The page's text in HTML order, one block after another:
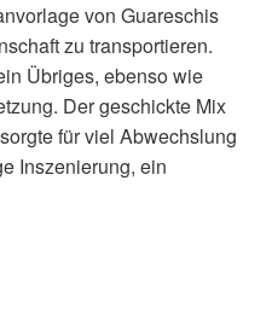
von Guareschis
zu transportieren.
Übriges, ebenso wie
Der geschickte Mix
für viel Abwechslung
Inszenierung, ein